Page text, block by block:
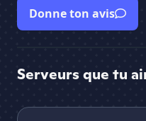
Donne ton avis
Serveurs que tu
Serveur artiste